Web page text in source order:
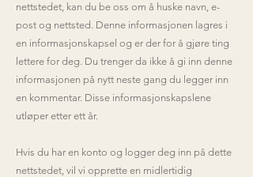
nettstedet, kan du be oss om å huske navn, e-
post og nettsted. Denne informasjonen lagres i
en informasjonskapsel og er der for å gjøre ting
lettere for deg. Du trenger da ikke å gi inn denne
informasjonen på nytt neste gang du legger inn
en kommentar. Disse informasjonskapslene
utløper etter ett år.
Hvis du har en konto og logger deg inn på dette
nettstedet, vil vi opprette en midlertidig